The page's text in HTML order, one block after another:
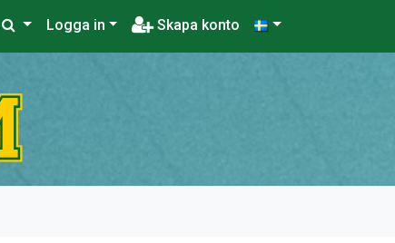
Logga in Skapa konto